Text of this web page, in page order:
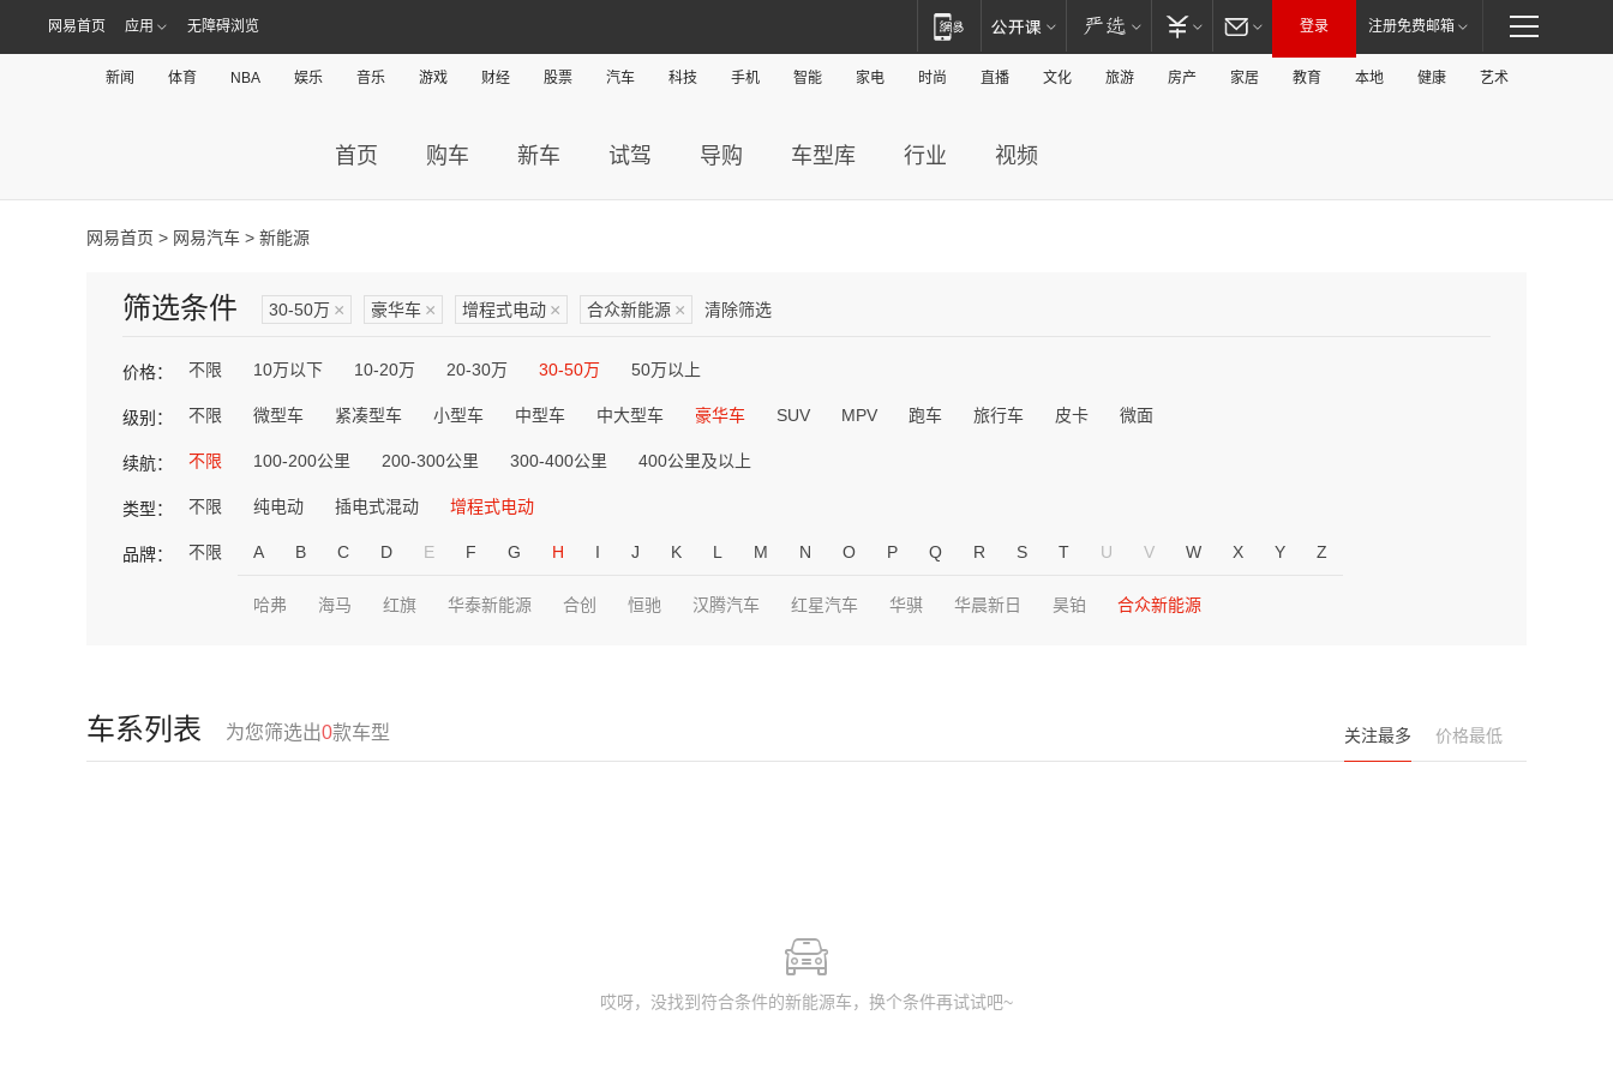
网易首页 应用 无障碍浏览 登录 注册免费邮箱
新闻 体育 NBA 娱乐 音乐 游戏 财经 股票 汽车 科技 手机 智能 家电 时尚 直播 文化 旅游 房产 家居 教育 本地 健康 艺术
首页 购车 新车 试驾 导购 车型库 行业 视频
网易首页 > 网易汽车 > 新能源
筛选条件 30-50万 × 豪华车 × 增程式电动 × 合众新能源 × 清除筛选
价格： 不限 10万以下 10-20万 20-30万 30-50万 50万以上
级别： 不限 微型车 紧凑型车 小型车 中型车 中大型车 豪华车 SUV MPV 跑车 旅行车 皮卡 微面
续航： 不限 100-200公里 200-300公里 300-400公里 400公里及以上
类型： 不限 纯电动 插电式混动 增程式电动
品牌： 不限 A B C D E F G H I J K L M N O P Q R S T U V W X Y Z
哈弗 海马 红旗 华泰新能源 合创 恒驰 汉腾汽车 红星汽车 华骐 华晨新日 昊铂 合众新能源
车系列表 为您筛选出0款车型 关注最多 价格最低
哎呀，没找到符合条件的新能源车，换个条件再试试吧~